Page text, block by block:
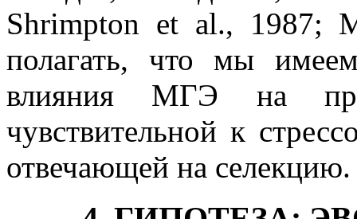
Shrimpton et al., 1987;
полагать, что мы
влияния МГЭ на
чувствительной к
отвечающей на селекцию.